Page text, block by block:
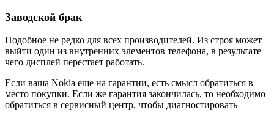
Заводской брак
Подобное не редко для всех производителей. Из строя может
выйти один из внутренних элементов телефона, в результате
чего дисплей перестает работать.
Если ваша Nokia еще на гарантии, есть смысл обратиться в
место покупки. Если же гарантия закончилась, то необходимо
обратиться в сервисный центр, чтобы диагностировать